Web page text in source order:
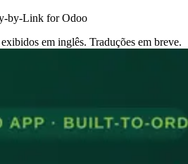
by-Link for Odoo
em inglês. Traduções em breve.